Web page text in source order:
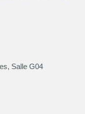
Salle G04